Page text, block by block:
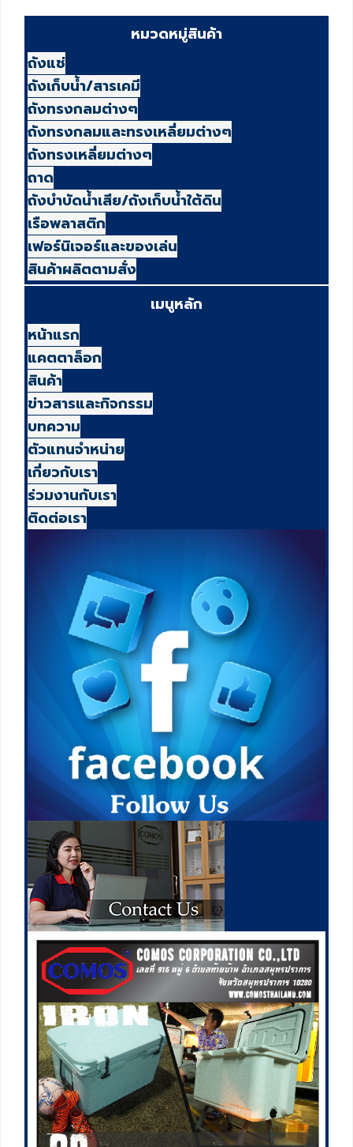
หมวดหมู่สินค้า
ถังแช่
ถังเก็บน้ำ/สารเคมี
ถังทรงกลมต่างๆ
ถังทรงกลมและทรงเหลี่ยมต่างๆ
ถังทรงเหลี่ยมต่างๆ
ถาด
ถังบำบัดน้ำเสีย/ถังเก็บน้ำใต้ดิน
เรือพลาสติก
เฟอร์นิเจอร์และของเล่น
สินค้าผลิตตามสั่ง
เมนูหลัก
หน้าแรก
แคตตาล็อก
สินค้า
ข่าวสารและกิจกรรม
บทความ
ตัวแทนจำหน่าย
เกี่ยวกับเรา
ร่วมงานกับเรา
ติดต่อเรา